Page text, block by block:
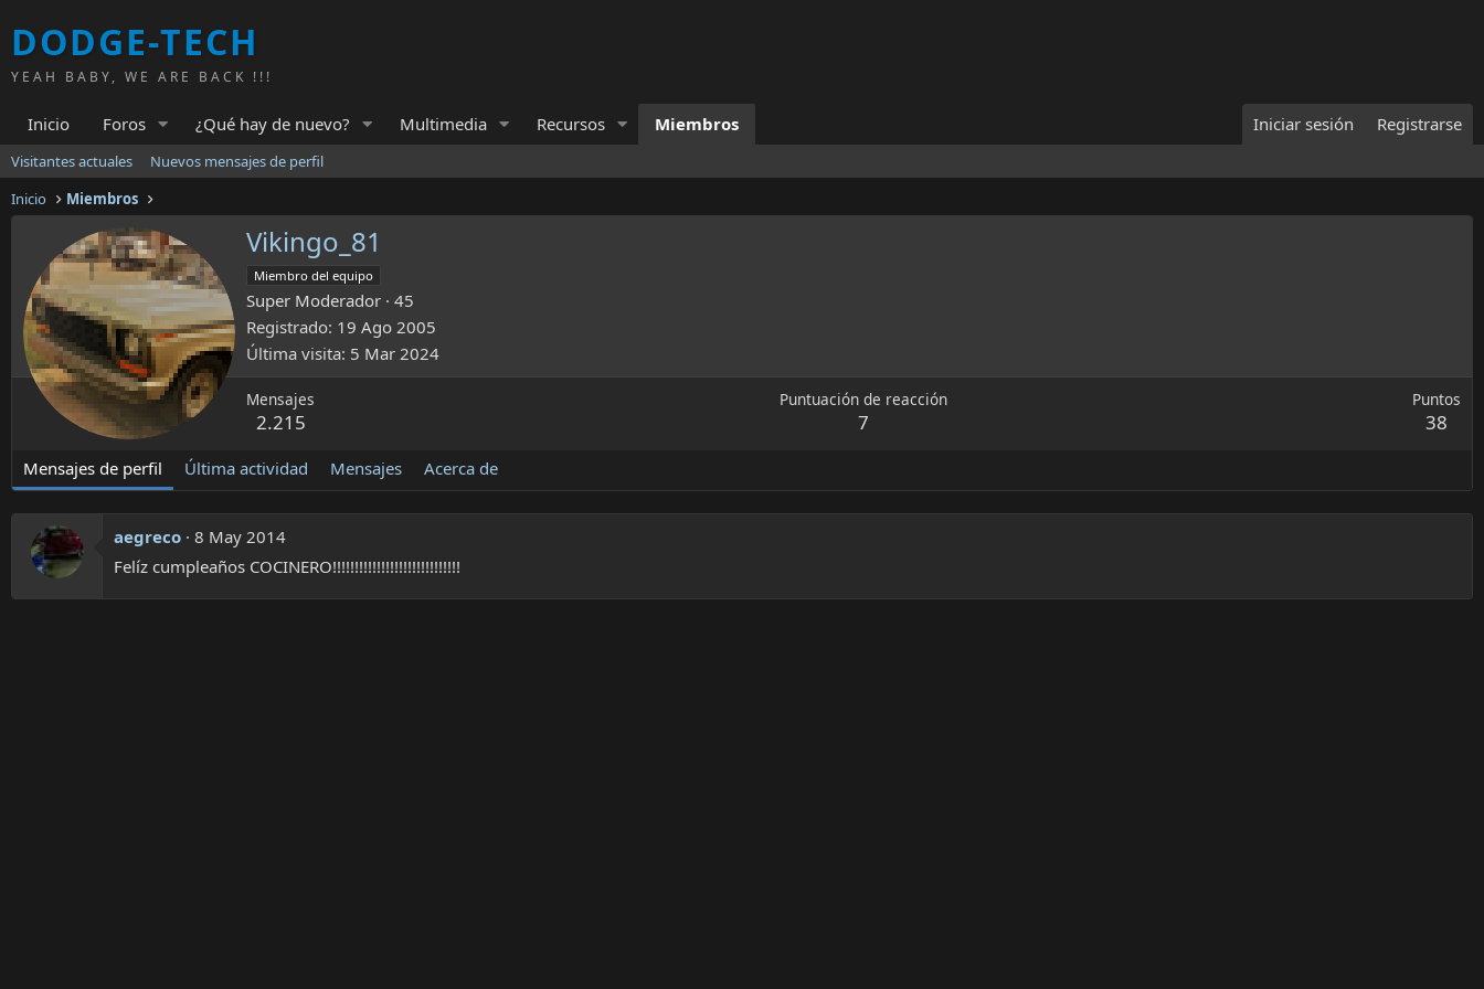
DODGE-TECH
YEAH BABY, WE ARE BACK !!!
Inicio Foros ¿Qué hay de nuevo? Multimedia Recursos Miembros Iniciar sesión Registrarse
Visitantes actuales
Nuevos mensajes de perfil
Inicio
Miembros
Vikingo_81
Miembro del equipo
Super Moderador · 45
Registrado 19 Ago 2005
Última visita 5 Mar 2024
Mensajes
2.215
Puntuación de reacción
7
Puntos
38
Mensajes de perfil Última actividad Mensajes Acerca de
aegreco 8 May 2014
Felíz cumpleaños COCINERO!!!!!!!!!!!!!!!!!!!!!!!!!!!!!